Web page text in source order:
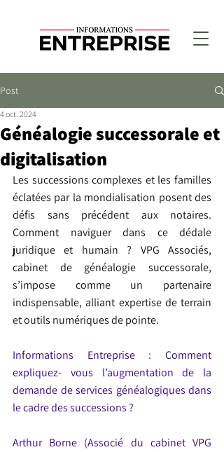
Post
Généalogie successorale et
digitalisation
4 oct. 2024
Les successions complexes et les familles
éclatées par la mondialisation posent des
défis sans précédent aux notaires.
Comment naviguer dans ce dédale
juridique et humain ? VPG Associés,
cabinet de généalogie successorale,
s’impose comme un partenaire
indispensable, alliant expertise de terrain
et outils numériques de pointe.
Informations Entreprise : Comment
expliquez- vous l’augmentation de la
demande de services généalogiques dans
le cadre des successions ?
Arthur Borne (Associé du cabinet VPG